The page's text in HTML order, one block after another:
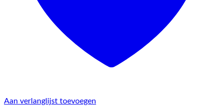
Aan verlanglijst toevoegen